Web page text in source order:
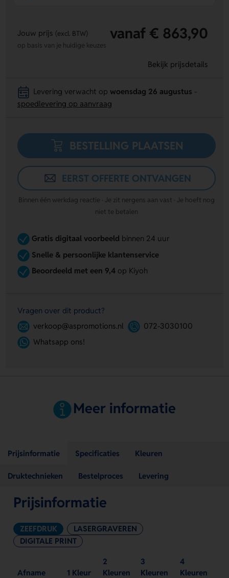
Jouw prijs (excl. BTW) vanaf € 863,90
op basis van je huidige keuzes
Bekijk prijsdetails
Levering verwacht op woensdag 26 augustus
spoedlevering op aanvraag
BESTELLING PLAATSEN
EERST OFFERTE ONTVANGEN
Binnen één werkdag reactie · Je zit nergens aan vast · Je hoeft nog
niet te betalen
Gratis digitaal voorbeeld binnen 24 uur
Snelle & persoonlijke klantenservice
Beoordeeld met een 9,4op Kiyoh
Vragen over dit product?
verkoop@aspromotions.nl
072-3030100
Whatsapp ons!
Meer informatie
Prijsinformatie Specificaties Kleuren
Druktechnieken Bestelproces Levering
Prijsinformatie
ZEEFDRUK
LASERGRAVEREN
DIGITALE PRINT
Afname 1 Kleur
2
Kleuren
3
Kleuren
4
Kleuren